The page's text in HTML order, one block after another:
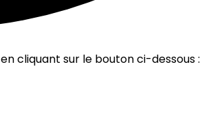
en cliquant sur le bouton ci-dessous :